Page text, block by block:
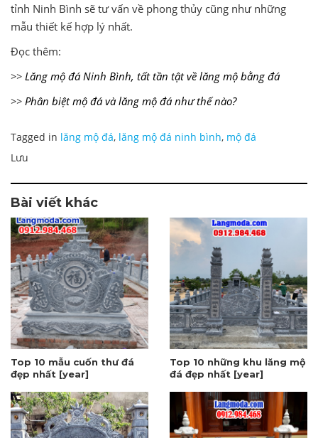
tỉnh Ninh Bình sẽ tư vấn về phong thủy cũng như những
mẫu thiết kế hợp lý nhất.
Đọc thêm:
>> Lăng mộ đá Ninh Bình, tất tần tật về lăng mộ bằng đá
>> Phân biệt mộ đá và lăng mộ đá như thế nào?
Tagged in lăng mộ đá, lăng mộ đá ninh bình, mộ đá
Lưu
Bài viết khác
Top 10 mẫu cuốn thư đá
đẹp nhất [year]
Top 10 những khu lăng mộ
đá đẹp nhất [year]